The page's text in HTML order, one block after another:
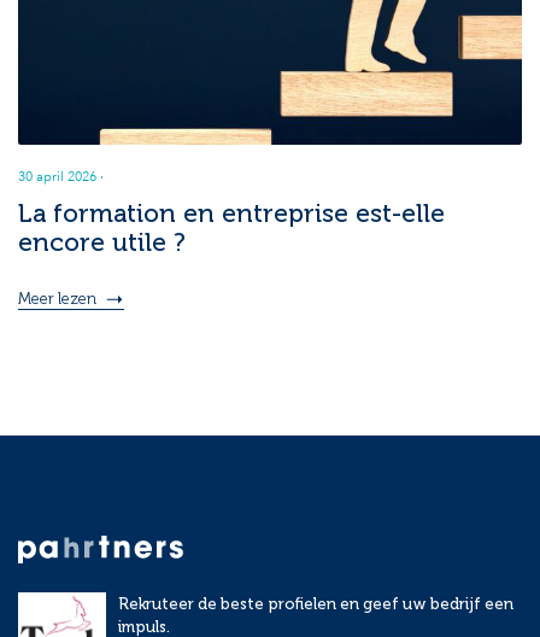
30 april 2026 ·
La formation en entreprise est-elle
encore utile ?
Meer lezen
Rekruteer de beste profielen en geef uw bedrijf een
impuls.